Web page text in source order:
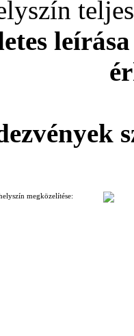
megközelítése: